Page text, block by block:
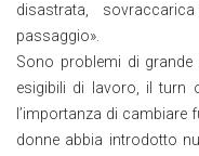
disastrata,
passaggio».
Sono problemi di
esigibili di lavoro, il turn
l’importanza di cambiare
donne abbia introdotto